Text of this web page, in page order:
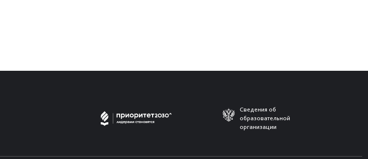
Сведения об
образовательной
организации